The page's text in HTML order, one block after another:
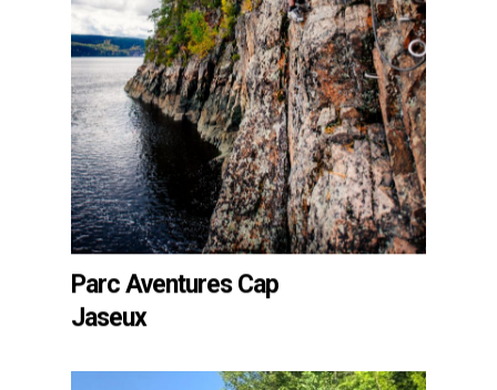
Parc Aventures Cap
Jaseux